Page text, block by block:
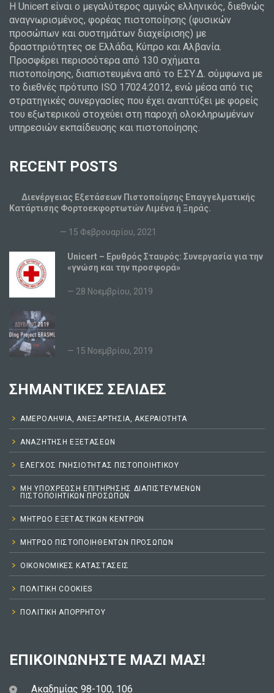
Η Unicert είναι ο μεγαλύτερος αμιγώς ελληνικός, διεθνώς
αναγνωρισμένος, φορέας πιστοποίησης (φυσικών
προσώπων και συστημάτων διαχείρισης) με
δραστηριότητες σε Ελλάδα, Κύπρο και Αλβανία.
Προσφέρει περισσότερα από 130 σχήματα
πιστοποίησης, διαπιστευμένα από το Ε.ΣΥ.Δ. σύμφωνα με
το διεθνές πρότυπο ISO 17024:2012, ενώ μέσα από τις
στρατηγικές συνεργασίες που έχει αναπτύξει με φορείς
του εξωτερικού στοχεύει στη παροχή ολοκληρωμένων
υπηρεσιών εκπαίδευσης και πιστοποίησης.
RECENT POSTS
Διενέργειας Εξετάσεων Πιστοποίησης Επαγγελματικής
Κατάρτισης Φορτοεκφορτωτών Λιμένα ή Ξηράς.
15 Φεβρουαρίου, 2021
Unicert – Ερυθρός Σταυρός: Συνεργασία για την
«γνώση και την προσφορά»
28 Νοεμβρίου, 2019
15 Νοεμβρίου, 2019
ΣΗΜΑΝΤΙΚΕΣ ΣΕΛΙΔΕΣ
ΑΜΕΡΟΛΗΨΊΑ, ΑΝΕΞΑΡΤΗΣΊΑ, ΑΚΕΡΑΙΌΤΗΤΑ
ΑΝΑΖΉΤΗΣΗ ΕΞΕΤΆΣΕΩΝ
ΕΛΕΓΧΟΣ ΓΝΗΣΙΟΤΗΤΑΣ ΠΙΣΤΟΠΟΙΗΤΙΚΟΥ
ΜΗ ΥΠΟΧΡΈΩΣΗ ΕΠΙΤΉΡΗΣΗΣ ΔΙΑΠΙΣΤΕΥΜΈΝΩΝ
ΠΙΣΤΟΠΟΙΗΤΙΚΏΝ ΠΡΟΣΏΠΩΝ
ΜΗΤΡΏΟ ΕΞΕΤΑΣΤΙΚΏΝ ΚΈΝΤΡΩΝ
ΜΗΤΡΩΟ ΠΙΣΤΟΠΟΙΗΘΕΝΤΩΝ ΠΡΟΣΩΠΩΝ
ΟΙΚΟΝΟΜΙΚΈΣ ΚΑΤΑΣΤΆΣΕΙΣ
ΠΟΛΙΤΙΚΉ COOKIES
ΠΟΛΙΤΙΚΉ ΑΠΟΡΡΉΤΟΥ
ΕΠΙΚΟΙΝΩΝΉΣΤΕ ΜΑΖΊ ΜΑΣ!
Ακαδημίας 98-100, 106